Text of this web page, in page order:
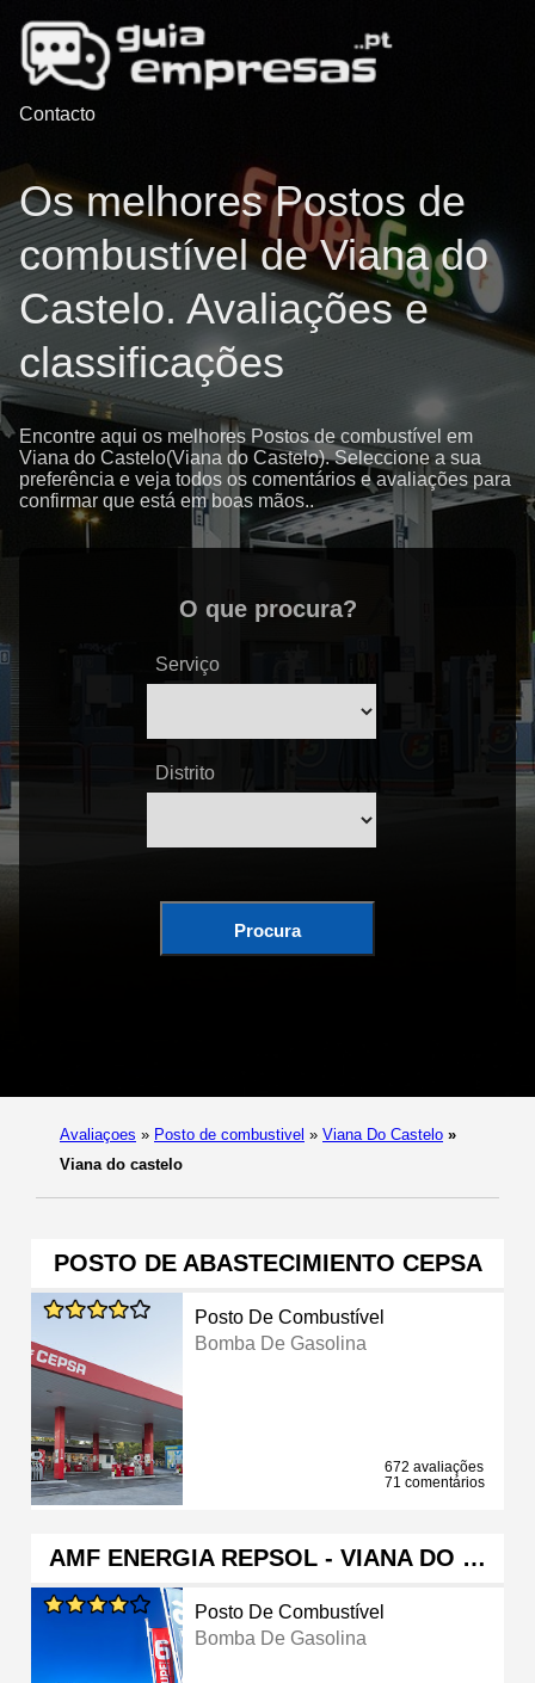
Contacto
Os melhores Postos de
combustível de Viana do
Castelo. Avaliações e
classificações
Encontre aqui os melhores Postos de combustível em
Viana do Castelo(Viana do Castelo). Seleccione a sua
preferência e veja todos os comentários e avaliações para
confirmar que está em boas mãos..
O que procura?
Serviço
Distrito
Procura
Avaliaçoes » Posto de combustivel » Viana Do Castelo »
Viana do castelo
POSTO DE ABASTECIMIENTO CEPSA
Posto De Combustível
Bomba De Gasolina
672 avaliações
71 comentários
AMF ENERGIA REPSOL - VIANA DO …
Posto De Combustível
Bomba De Gasolina